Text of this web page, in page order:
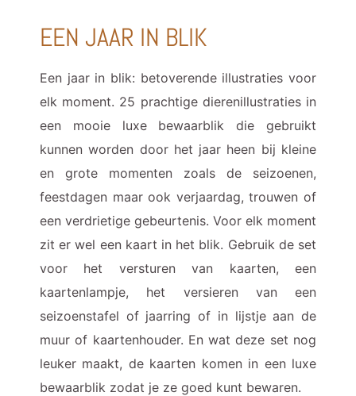
EEN JAAR IN BLIK
Een jaar in blik: betoverende illustraties voor
elk moment. 25 prachtige dierenillustraties in
een mooie luxe bewaarblik die gebruikt
kunnen worden door het jaar heen bij kleine
en grote momenten zoals de seizoenen,
feestdagen maar ook verjaardag, trouwen of
een verdrietige gebeurtenis. Voor elk moment
zit er wel een kaart in het blik. Gebruik de set
voor het versturen van kaarten, een
kaartenlampje, het versieren van een
seizoenstafel of jaarring of in lijstje aan de
muur of kaartenhouder. En wat deze set nog
leuker maakt, de kaarten komen in een luxe
bewaarblik zodat je ze goed kunt bewaren.